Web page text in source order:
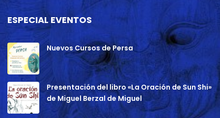
ESPECIAL EVENTOS
Nuevos Cursos de Persa
Presentación del libro «La Oración de Sun Shi»
de Miguel Berzal de Miguel